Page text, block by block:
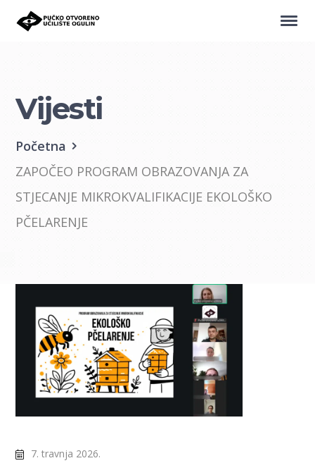
Vijesti
Početna
ZAPOČEO PROGRAM OBRAZOVANJA ZA
STJECANJE MIKROKVALIFIKACIJE EKOLOŠKO
PČELARENJE
7. travnja 2026.